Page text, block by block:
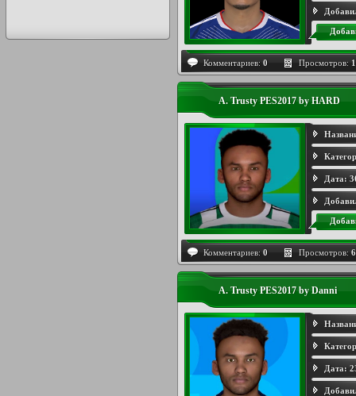
Комментариев: 0 Просмотров:
A. Trusty PES2017 by HARD
Дата:
Комментариев: 0 Просмотров:
A. Trusty PES2017 by Danni
Дата: